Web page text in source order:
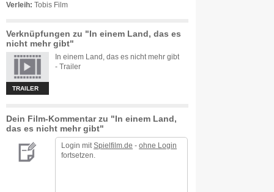
Verleih: Tobis Film
Verknüpfungen zu "In einem Land, das es
nicht mehr gibt"
TRAILER
In einem Land, das es nicht mehr gibt
- Trailer
Dein Film-Kommentar zu "In einem Land,
das es nicht mehr gibt"
Login mit Spielfilm.de - ohne Login
fortsetzen.